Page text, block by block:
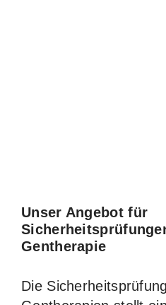
Unser Angebot für
Gentherapie
Die